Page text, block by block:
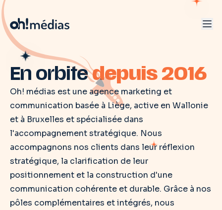
En orbitedepuis 2016
Oh! médias est une agence marketing et
communication basée à Liège, active en Wallonie
et à Bruxelles et spécialisée dans
l'accompagnement stratégique. Nous
accompagnons nos clients dans leur réflexion
stratégique, la clarification de leur
positionnement et la construction d'une
communication cohérente et durable. Grâce à nos
pôles complémentaires et intégrés, nous